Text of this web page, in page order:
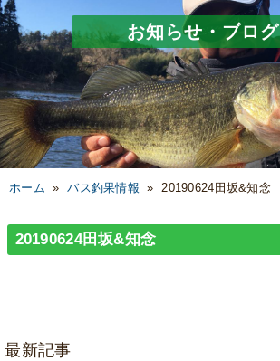
お知らせ・ブログ
ホーム »バス釣果情報 »20190624田坂&知念
20190624田坂&知念
最新記事